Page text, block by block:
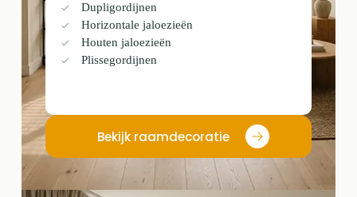
Dupligordijnen
Horizontale jaloezieën
Houten jaloezieën
Plissegordijnen
Bekijk raamdecoratie